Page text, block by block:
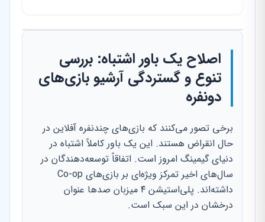
اصلاح یک باور اشتباه: بررسی
تنوع و گستردگی آرشیو بازی‌های
دونفره
برخی تصور می‌کنند که بازی‌های چندنفره آفلاین در
حال انقراض هستند. این یک باور کاملاً اشتباه در
دنیای گیمینگ امروز است. اتفاقاً توسعه‌دهندگان در
سال‌های اخیر تمرکز ویژه‌ای بر بازی‌های Co-op
داشته‌اند. پلی‌استیشن ۴ میزبان صدها عنوان
درخشان در این سبک است.